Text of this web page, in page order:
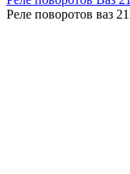
Реле поворотов ваз